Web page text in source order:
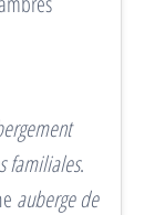
familiales.
auberge de